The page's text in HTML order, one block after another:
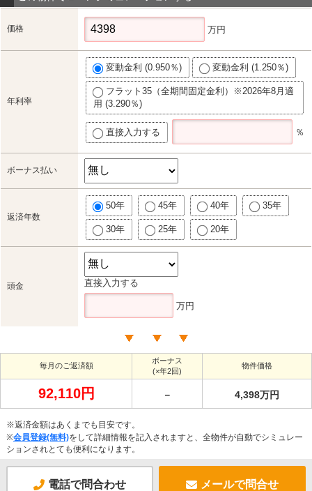
価格 万円
年利率
変動金利 (0.950％) 変動金利 (1.250％)
フラット35（全期間固定金利）※2026年8月適
用 (3.290％)
直接入力する ％
ボーナス払い
返済年数
50年 45年 40年 35年
30年 25年 20年
頭金 直接入力する
万円
毎月のご返済額
ボーナス
(×年2回)
物件価格
92,110円 － 4,398万円
※返済金額はあくまでも目安です。
※会員登録(無料)をして詳細情報を記入されますと、全物件が自動でシミュレー
ションされとても便利になります。
電話で問合わせ メールで問合せ